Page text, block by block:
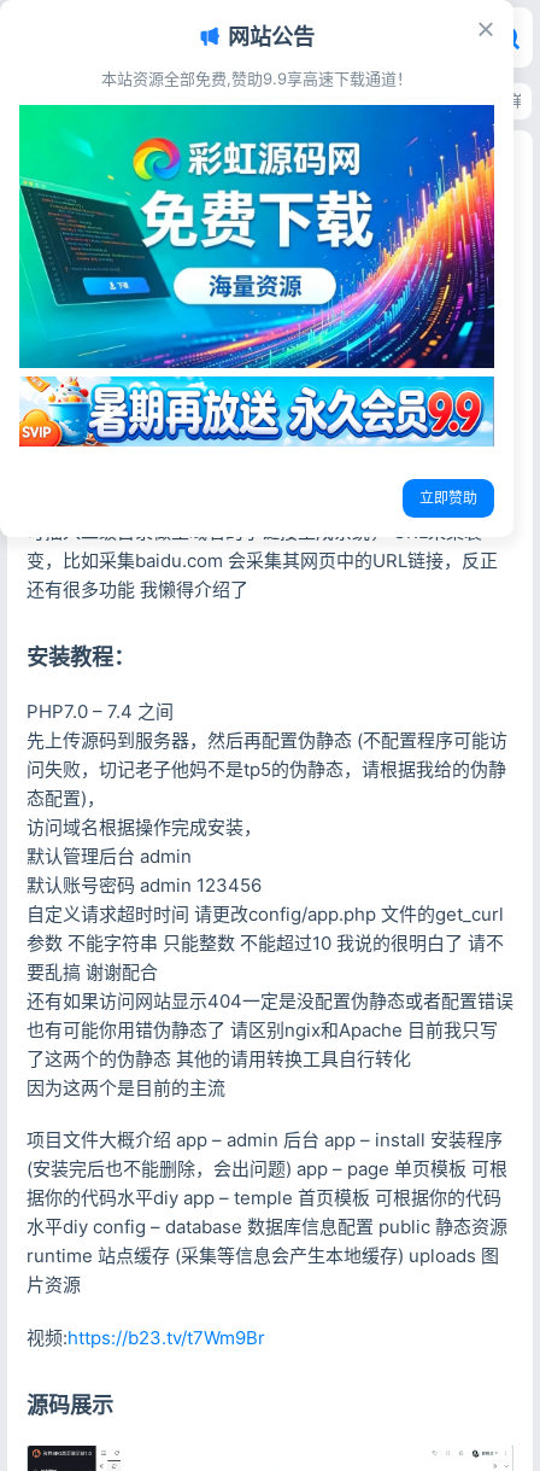
首页>源码资源>站群SEO>孜然SEO单页引流系统1.0 自动裂变URL静态单
孜然SEO单页引流系统1.0 自动裂变URL静态单页
生成源码
彩虹源码网
2026-06-19 17阅读
源码简介
孜然SEO静态页面生成系统，1秒生成上万个不同的静态单页
系统，支持URL裂变采集，采集的内容不会重复，因为程序系
统自带AI重写算法，AI扩写算法，可视化的蜘蛛池系统让您更
变，比如采集baidu.com 会采集其网页中的URL链接，反正
还有很多功能 我懒得介绍了
安装教程：
PHP7.0 – 7.4 之间
先上传源码到服务器，然后再配置伪静态 (不配置程序可能访
问失败，切记老子他妈不是tp5的伪静态，请根据我给的伪静
态配置)，
访问域名根据操作完成安装，
默认管理后台 admin
默认账号密码 admin 123456
自定义请求超时时间 请更改config/app.php 文件的get_curl
参数 不能字符串 只能整数 不能超过10 我说的很明白了 请不
要乱搞 谢谢配合
还有如果访问网站显示404一定是没配置伪静态或者配置错误
也有可能你用错伪静态了 请区别ngix和Apache 目前我只写
了这两个的伪静态 其他的请用转换工具自行转化
因为这两个是目前的主流
项目文件大概介绍 app – admin 后台 app – install 安装程序
(安装完后也不能删除，会出问题) app – page 单页模板 可根
据你的代码水平diy app – temple 首页模板 可根据你的代码
水平diy config – database 数据库信息配置 public 静态资源
runtime 站点缓存 (采集等信息会产生本地缓存) uploads 图
片资源
视频:https://b23.tv/t7Wm9Br
源码展示
网站公告
本站资源全部免费,赞助9.9享高速下载通道！
立即赞助